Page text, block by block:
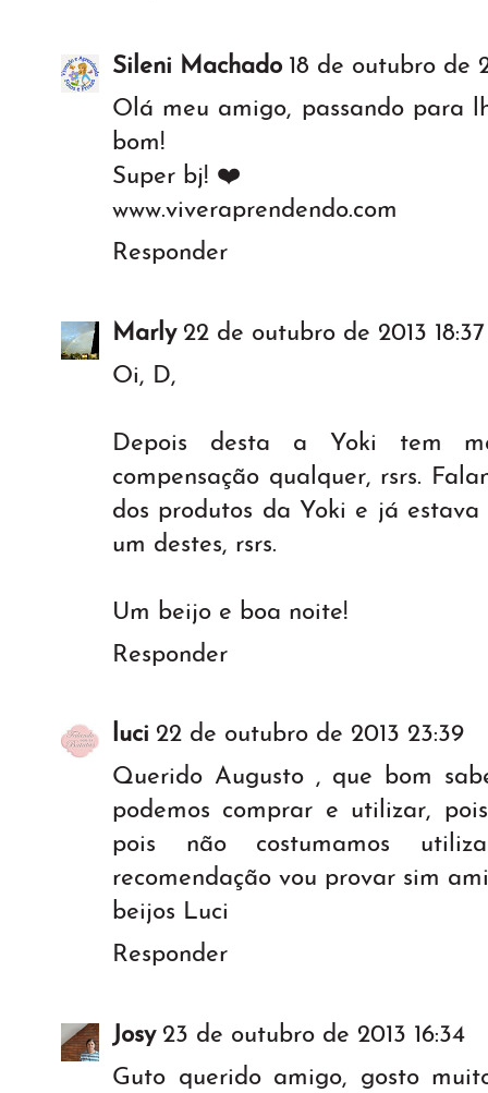
Sileni Machado 18 de outubro de
Olá meu amigo, passando para
bom!
Super bj! ❤️
www.viveraprendendo.com
Responder
Marly 22 de outubro de 2013 18:37
Oi, D,
Depois desta a Yoki tem
compensação qualquer, rsrs.
dos produtos da Yoki e já
um destes, rsrs.
Um beijo e boa noite!
Responder
luci 22 de outubro de 2013 23:39
Querido Augusto , que bom
podemos comprar e utilizar,
pois não costumamos
recomendação vou provar sim
beijos Luci
Responder
Josy 23 de outubro de 2013 16:34
Guto querido amigo, gosto